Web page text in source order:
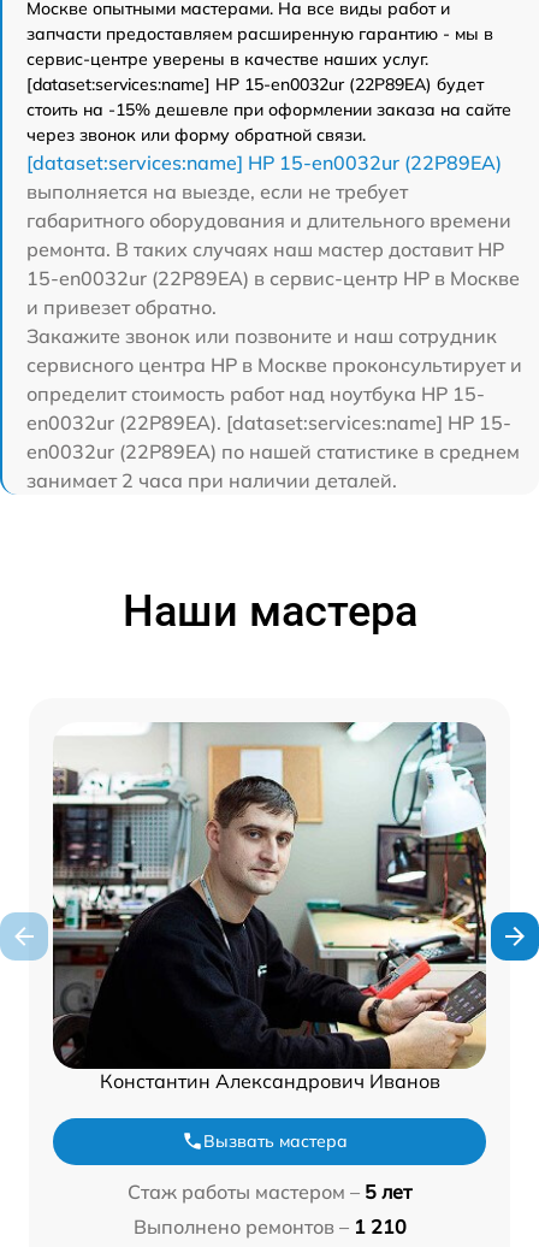
Москве опытными мастерами. На все виды работ и
запчасти предоставляем расширенную гарантию - мы в
сервис-центре уверены в качестве наших услуг.
[dataset:services:name] HP 15-en0032ur (22P89EA) будет
стоить на -15% дешевле при оформлении заказа на сайте
через звонок или форму обратной связи.
[dataset:services:name] HP 15-en0032ur (22P89EA)
выполняется на выезде, если не требует
габаритного оборудования и длительного времени
ремонта. В таких случаях наш мастер доставит HP
15-en0032ur (22P89EA) в сервис-центр HP в Москве
и привезет обратно.
Закажите звонок или позвоните и наш сотрудник
сервисного центра HP в Москве проконсультирует и
определит стоимость работ над ноутбука HP 15-
en0032ur (22P89EA). [dataset:services:name] HP 15-
en0032ur (22P89EA) по нашей статистике в среднем
занимает 2 часа при наличии деталей.
Наши мастера
Константин Александрович Иванов
Вызвать мастера
Стаж работы мастером – 5 лет
Выполнено ремонтов – 1 210